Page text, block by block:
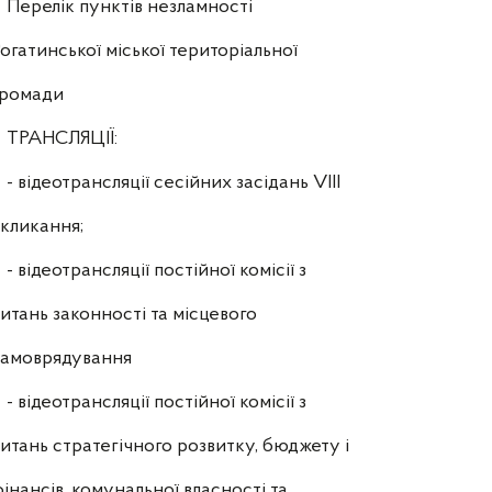
Перелік пунктів незламності
міської територіальної
ТРАНСЛЯЦІЇ:
- відеотрансляції сесійних засідань VIII
- відеотрансляції постійної комісії з
законності та місцевого
- відеотрансляції постійної комісії з
стратегічного розвитку, бюджету і